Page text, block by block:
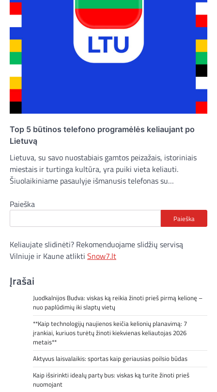
Top 5 būtinos telefono programėlės keliaujant po
Lietuvą
Lietuva, su savo nuostabiais gamtos peizažais, istoriniais
miestais ir turtinga kultūra, yra puiki vieta keliauti.
Šiuolaikiniame pasaulyje išmanusis telefonas su…
Paieška
Paieška
Keliaujate slidinėti? Rekomenduojame slidžių servisą
Vilniuje ir Kaune atlikti Snow7.lt
Įrašai
Juodkalnijos Budva: viskas ką reikia žinoti prieš pirmą kelionę –
nuo paplūdimių iki slaptų vietų
**Kaip technologijų naujienos keičia kelionių planavimą: 7
įrankiai, kuriuos turėtų žinoti kiekvienas keliautojas 2026
metais**
Aktyvus laisvalaikis: sportas kaip geriausias poilsio būdas
Kaip išsirinkti idealų party bus: viskas ką turite žinoti prieš
nuomojant